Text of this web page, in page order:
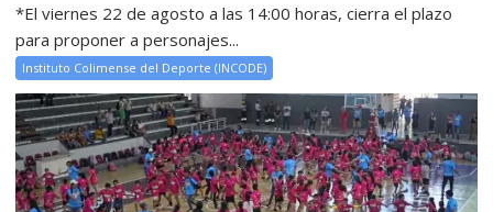
*El viernes 22 de agosto a las 14:00 horas, cierra el plazo
para proponer a personajes...
Instituto Colimense del Deporte (INCODE)